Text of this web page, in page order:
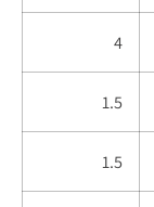
4
1.5
1.5